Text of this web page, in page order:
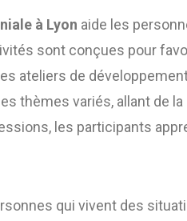
à Lyon aide les
sont conçues pour
ateliers de
thèmes variés, allant de
les participants
qui vivent des